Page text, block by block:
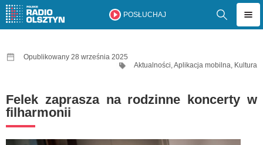
POSŁUCHAJ
Opublikowany 28 września 2025
Aktualności,Aplikacja mobilna, Kultura
Felek zaprasza na rodzinne koncerty w
filharmonii